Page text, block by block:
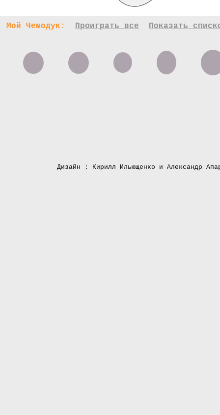
Мой Чемодук: Проиграть все Показать
Дизайн : Кирилл Ильющенко и Александр